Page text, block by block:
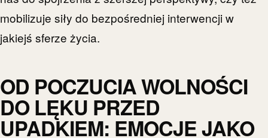
mobilizuje siły do bezpośredniej interwencji w
jakiejś sferze życia.
OD POCZUCIA WOLNOŚCI
DO LĘKU PRZED
UPADKIEM: EMOCJE JAKO